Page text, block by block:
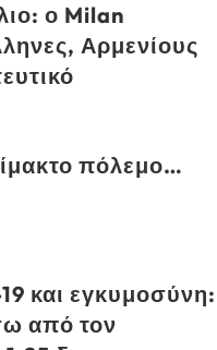
ο Milan
Αρμενίους
πόλεμο…
και εγκυμοσύνη:
από τον